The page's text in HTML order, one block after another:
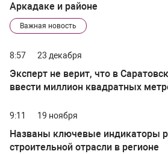
Аркадаке и районе
Важная новость
8:57 23 декабря
Эксперт не верит, что в
ввести миллион квадратных
9:11 19 ноября
Названы ключевые индикаторы
строительной отрасли в регионе